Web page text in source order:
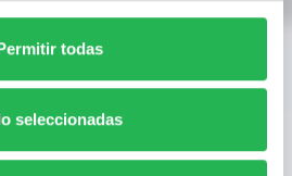
todas
seleccionadas